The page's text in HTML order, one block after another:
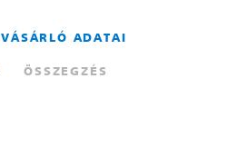
VÁSÁRLÓ ADATAI
ÖSSZEGZÉS